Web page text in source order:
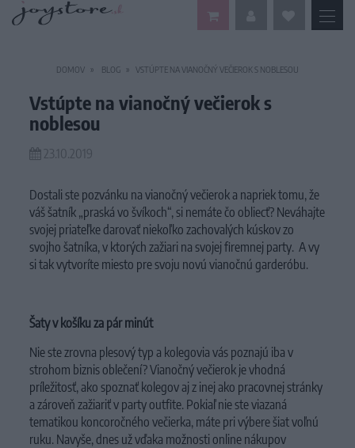
DOMOV BLOG VSTÚPTE NA VIANOČNÝ VEČIEROK S NOBLESOU
Vstúpte na vianočný večierok s
noblesou
23.10.2019
Dostali ste pozvánku na vianočný večierok a napriek tomu, že
váš šatník „praská vo švíkoch“, si nemáte čo obliecť? Neváhajte
svojej priateľke darovať niekoľko zachovalých kúskov zo
svojho šatníka, v ktorých zažiari na svojej firemnej party. A vy
si tak vytvoríte miesto pre svoju novú vianočnú garderóbu.
Šaty v košíku za pár minút
Nie ste zrovna plesový typ a kolegovia vás poznajú iba v
strohom biznis oblečení? Vianočný večierok je vhodná
príležitosť, ako spoznať kolegov aj z inej ako pracovnej stránky
a zároveň zažiariť v party outfite. Pokiaľ nie ste viazaná
tematikou koncoročného večierka, máte pri výbere šiat voľnú
ruku. Navyše, dnes už vďaka možnosti online nákupov